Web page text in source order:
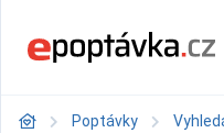
Poptávky